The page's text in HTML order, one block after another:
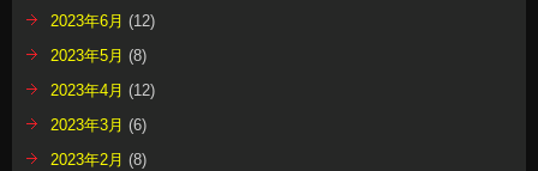
2023年6月 (12)
2023年5月 (8)
2023年4月 (12)
2023年3月 (6)
2023年2月 (8)